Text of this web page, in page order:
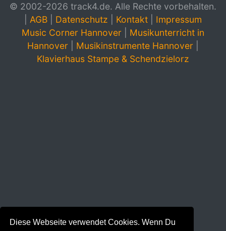
Diese Webseite verwendet Cookies. Wenn Du
© 2002-2026 track4.de. Alle Rechte vorbehalten.
AGB Datenschutz Kontakt
Impressum
Music Corner Hannover
Musikunterricht in
Hannover
Musikinstrumente Hannover
Klavierhaus Stampe & Schendzielorz